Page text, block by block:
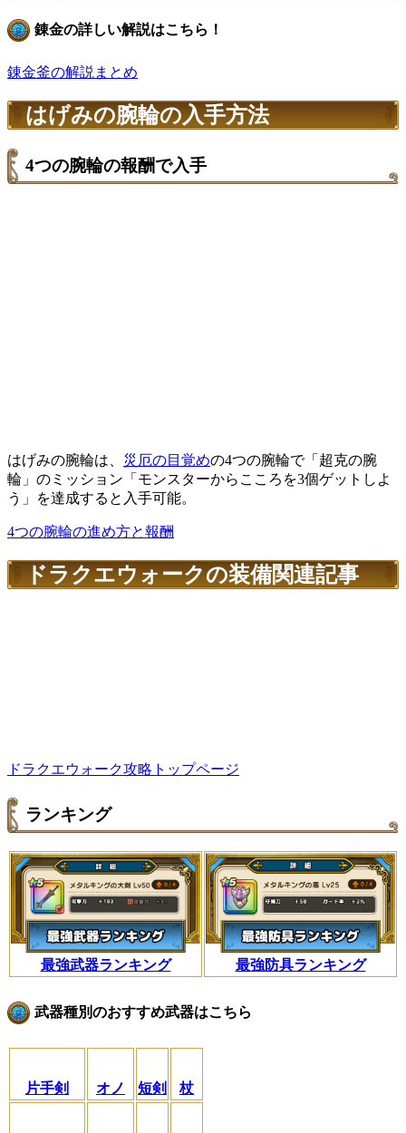
錬金の詳しい解説はこちら！
錬金釜の解説まとめ
はげみの腕輪の入手方法
4つの腕輪の報酬で入手
はげみの腕輪は、 災厄の目覚めの4つの腕輪で「超克の腕
輪」のミッション「モンスターからこころを3個ゲットしよ
う」を達成すると入手可能。
4つの腕輪の進め方と報酬
ドラクエウォークの装備関連記事
ドラクエウォーク攻略トップページ
ランキング
最強武器ランキング 最強防具ランキング
武器種別のおすすめ武器はこちら
片手剣 オノ 短剣 杖